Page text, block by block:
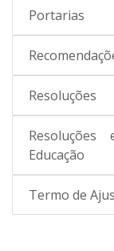
Portarias
Resoluções
Educação
Termo de